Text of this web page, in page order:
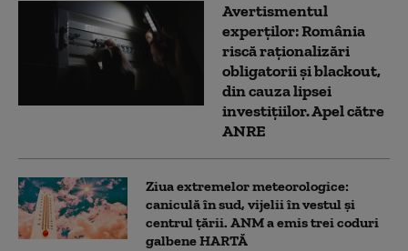
Avertismentul
experților: România
riscă raționalizări
obligatorii și blackout,
din cauza lipsei
investițiilor. Apel către
ANRE
Ziua extremelor meteorologice:
caniculă în sud, vijelii în vestul și
centrul țării. ANM a emis trei coduri
galbene HARTĂ